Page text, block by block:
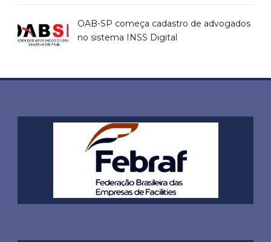
OAB-SP começa cadastro de advogados
no sistema INSS Digital